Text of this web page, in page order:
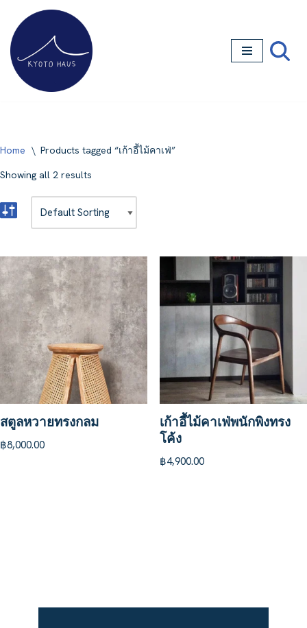
Skip
to
content
Home \ Products tagged “เก้าอี้ไม้คาเฟ่”
Showing all 2 results
สตูลหวายทรงกลม
฿8,000.00
เก้าอี้ไม้คาเฟ่พนักพิงทรง
โค้ง
฿4,900.00